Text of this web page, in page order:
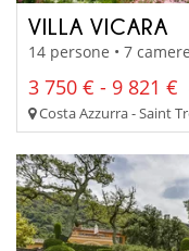
VILLA VICARA
14 persone • 7
3 750 € - 9 821 €
Costa Azzurra - Saint